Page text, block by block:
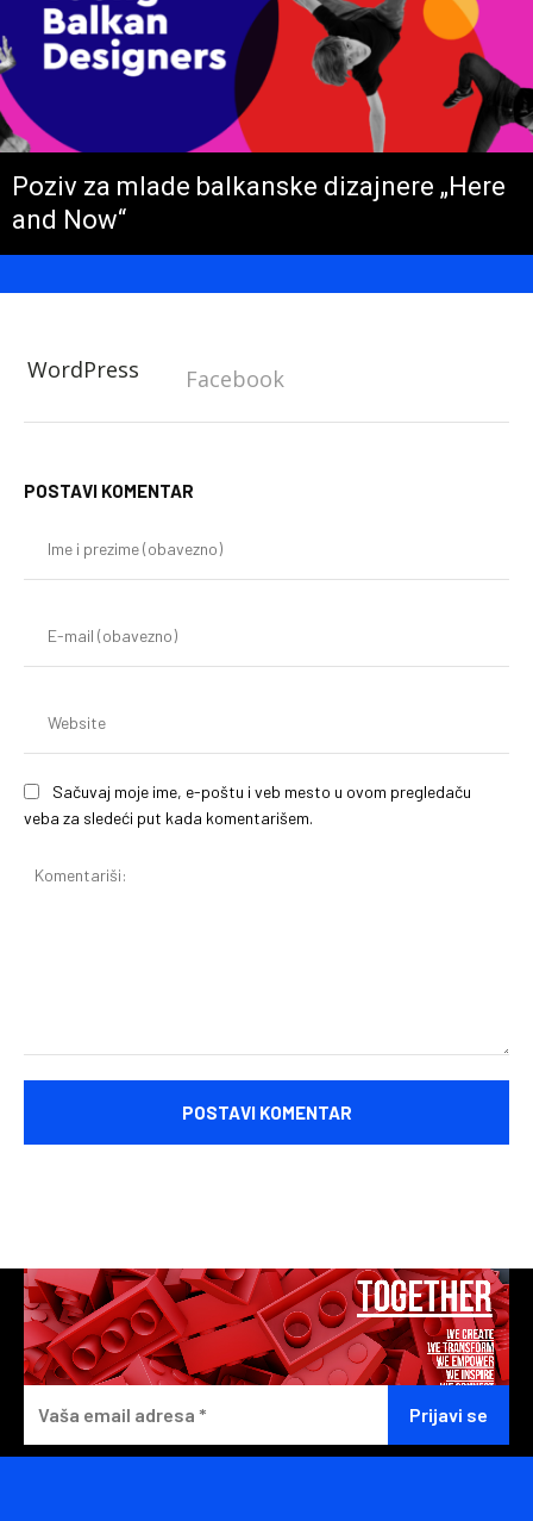
Poziv za mlade balkanske dizajnere „Here
and Now“
WordPress Facebook
POSTAVI KOMENTAR
Sačuvaj moje ime, e-poštu i veb mesto u ovom pregledaču
veba za sledeći put kada komentarišem.